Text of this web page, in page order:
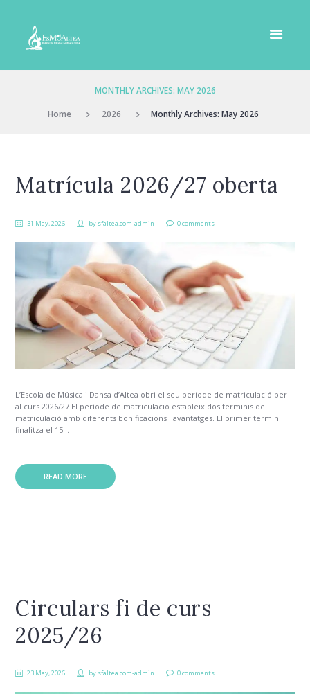
MONTHLY ARCHIVES: MAY 2026
Home 2026 Monthly Archives: May 2026
Matrícula 2026/27 oberta
31 May, 2026 by sfaltea.com-admin 0 comments
L’Escola de Música i Dansa d’Altea obri el seu període de matriculació per
al curs 2026/27 El període de matriculació estableix dos terminis de
matriculació amb diferents bonificacions i avantatges. El primer termini
finalitza el 15...
READ MORE
Circulars fi de curs
2025/26
23 May, 2026 by sfaltea.com-admin 0 comments